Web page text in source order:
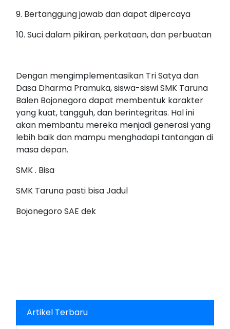
9. Bertanggung jawab dan dapat dipercaya
10. Suci dalam pikiran, perkataan, dan perbuatan
Dengan mengimplementasikan Tri Satya dan
Dasa Dharma Pramuka, siswa-siswi SMK Taruna
Balen Bojonegoro dapat membentuk karakter
yang kuat, tangguh, dan berintegritas. Hal ini
akan membantu mereka menjadi generasi yang
lebih baik dan mampu menghadapi tantangan di
masa depan.
SMK . Bisa
SMK Taruna pasti bisa Jadul
Bojonegoro SAE dek
Artikel Terbaru